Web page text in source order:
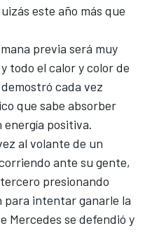
este año más que
previa será muy
todo el calor y color de
cada vez
que sabe absorber
positiva.
al volante de un
ante su gente,
presionando
para intentar ganarle la
Mercedes se defendió y